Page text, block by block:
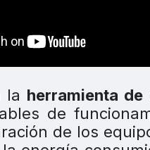
la herramienta
de
de los